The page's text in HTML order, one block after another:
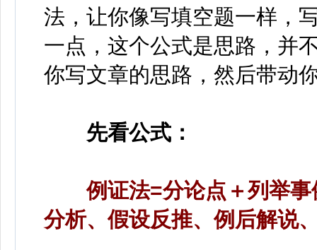
法，让你像写填空题一样，
一点，这个公式是思路，并
你写文章的思路，然后带动
先看公式：
例证法=分论点＋列举
分析、假设反推、例后解说